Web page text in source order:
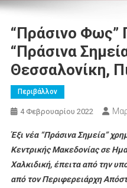
“Πράσινο Φως”
“Πράσινα
Θεσσαλονίκη,
Περιβάλλον
4 Φεβρουαρίου 2022
Έξι νέα “Πράσινα Σημεία”
Κεντρικής Μακεδονίας σε
Χαλκιδική, έπειτα από την
από τον Περιφερειάρχη